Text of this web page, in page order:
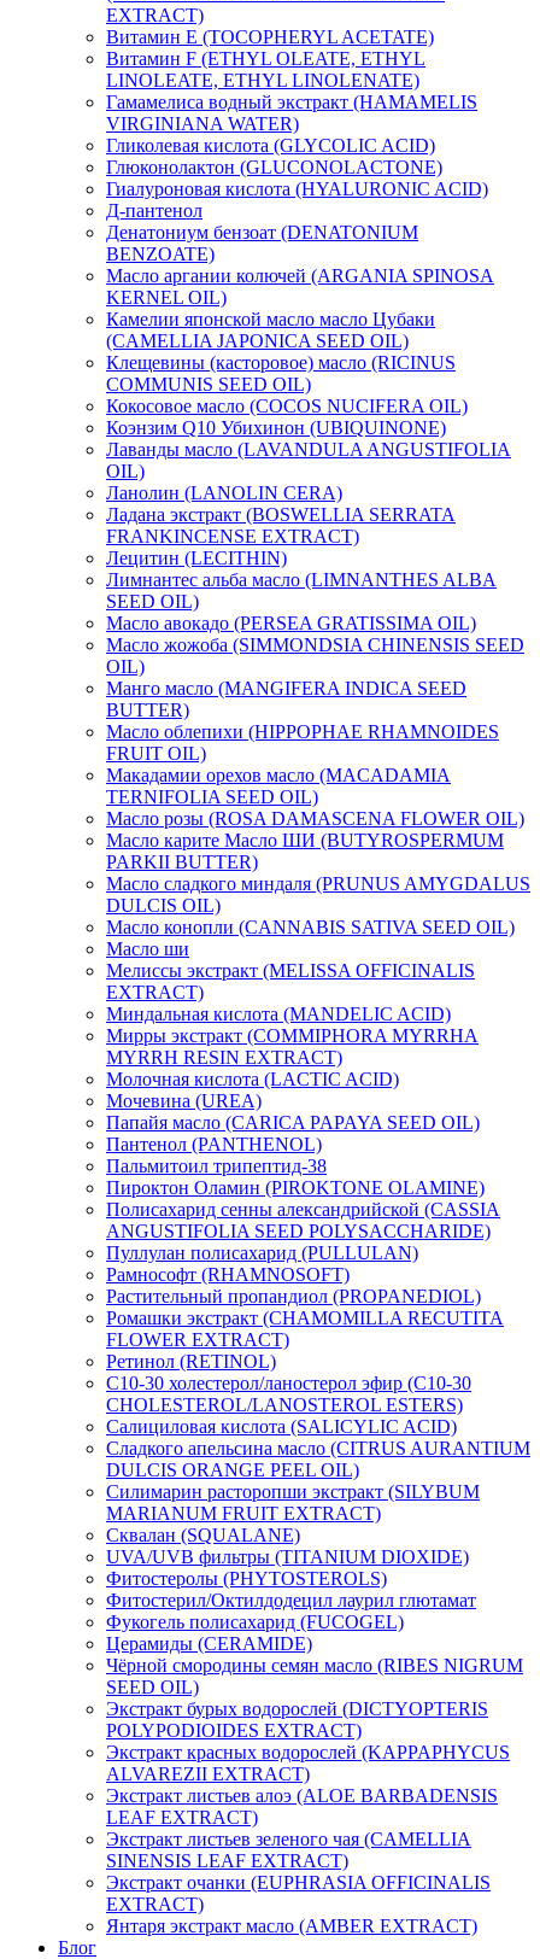
EXTRACT)
Витамин Е (TOCOPHERYL ACETATE)
Витамин F (ETHYL OLEATE, ETHYL
LINOLEATE, ETHYL LINOLENATE)
Гамамелиса водный экстракт (HAMAMELIS
VIRGINIANA WATER)
Гликолевая кислота (GLYCOLIC ACID)
Глюконолактон (GLUCONOLACTONE)
Гиалуроновая кислота (HYALURONIC ACID)
Д-пантенол
Денатониум бензоат (DENATONIUM
BENZOATE)
Масло аргании колючей (ARGANIA SPINOSA
KERNEL OIL)
Камелии японской масло масло Цубаки
(CAMELLIA JAPONICA SEED OIL)
Клещевины (касторовое) масло (RICINUS
COMMUNIS SEED OIL)
Кокосовое масло (COCOS NUCIFERA OIL)
Коэнзим Q10 Убихинон (UBIQUINONE)
Лаванды масло (LAVANDULA ANGUSTIFOLIA
OIL)
Ланолин (LANOLIN CERA)
Ладана экстракт (BOSWELLIA SERRATA
FRANKINCENSE EXTRACT)
Лецитин (LECITHIN)
Лимнантес альба масло (LIMNANTHES ALBA
SEED OIL)
Масло авокадо (PERSEA GRATISSIMA OIL)
Масло жожоба (SIMMONDSIA CHINENSIS SEED
OIL)
Манго масло (MANGIFERA INDICA SEED
BUTTER)
Масло облепихи (HIPPOPHAE RHAMNOIDES
FRUIT OIL)
Макадамии орехов масло (MACADAMIA
TERNIFOLIA SEED OIL)
Масло розы (ROSA DAMASCENA FLOWER OIL)
Масло карите Масло ШИ (BUTYROSPERMUM
PARKII BUTTER)
Масло сладкого миндаля (PRUNUS AMYGDALUS
DULCIS OIL)
Масло конопли (CANNABIS SATIVA SEED OIL)
Масло ши
Мелиссы экстракт (MELISSA OFFICINALIS
EXTRACT)
Миндальная кислота (MANDELIC ACID)
Мирры экстракт (COMMIPHORA MYRRHA
MYRRH RESIN EXTRACT)
Молочная кислота (LACTIC ACID)
Мочевина (UREA)
Папайя масло (CARICA PAPAYA SEED OIL)
Пантенол (PANTHENOL)
Пальмитоил трипептид-38
Пироктон Оламин (PIROKTONE OLAMINE)
Полисахарид сенны александрийской (CASSIA
ANGUSTIFOLIA SEED POLYSACCHARIDE)
Пуллулан полисахарид (PULLULAN)
Рамнософт (RHAMNOSOFT)
Растительный пропандиол (PROPANEDIOL)
Ромашки экстракт (CHAMOMILLA RECUTITA
FLOWER EXTRACT)
Ретинол (RETINOL)
C10-30 холестерол/ланостерол эфир (C10-30
CHOLESTEROL/LANOSTEROL ESTERS)
Салициловая кислота (SALICYLIC ACID)
Сладкого апельсина масло (CITRUS AURANTIUM
DULCIS ORANGE PEEL OIL)
Силимарин расторопши экстракт (SILYBUM
MARIANUM FRUIT EXTRACT)
Сквалан (SQUALANE)
UVA/UVB фильтры (TITANIUM DIOXIDE)
Фитостеролы (PHYTOSTEROLS)
Фитостерил/Октилдодецил лаурил глютамат
Фукогель полисахарид (FUCOGEL)
Церамиды (CERAMIDE)
Чёрной смородины семян масло (RIBES NIGRUM
SEED OIL)
Экстракт бурых водорослей (DICTYOPTERIS
POLYPODIOIDES EXTRACT)
Экстракт красных водорослей (KAPPAPHYCUS
ALVAREZII EXTRACT)
Экстракт листьев алоэ (ALOE BARBADENSIS
LEAF EXTRACT)
Экстракт листьев зеленого чая (CAMELLIA
SINENSIS LEAF EXTRACT)
Экстракт очанки (EUPHRASIA OFFICINALIS
EXTRACT)
Янтаря экстракт масло (AMBER EXTRACT)
Блог